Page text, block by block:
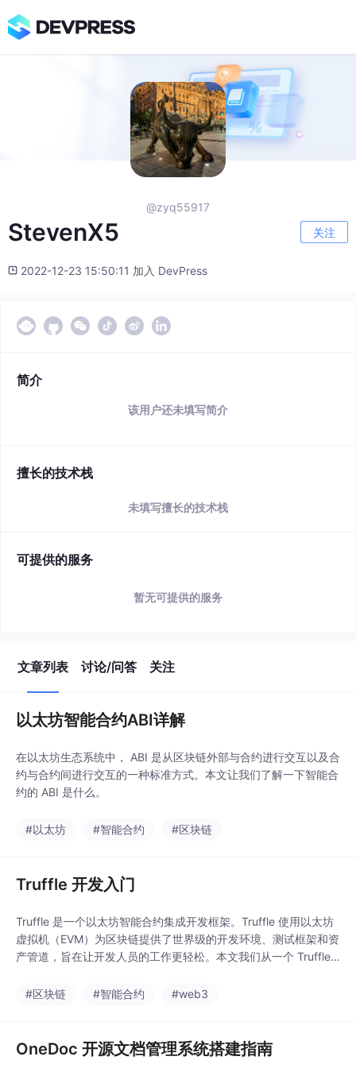
@zyq55917
StevenX5 关注
2022-12-23 15:50:11 加入 DevPress
简介
该用户还未填写简介
擅长的技术栈
未填写擅长的技术栈
可提供的服务
暂无可提供的服务
文章列表 讨论/问答 关注
以太坊智能合约ABI详解
在以太坊生态系统中， ABI 是从区块链外部与合约进行交互以及合
约与合约间进行交互的一种标准方式。本文让我们了解一下智能合
约的 ABI 是什么。
#以太坊 #智能合约 #区块链
Truffle 开发入门
Truffle 是一个以太坊智能合约集成开发框架。Truffle 使用以太坊
虚拟机（EVM）为区块链提供了世界级的开发环境、测试框架和资
产管道，旨在让开发人员的工作更轻松。本文我们从一个 Truffle
知识，包括 Truffle 项目的创建，智能合约的编译与部署，以及 Tr
#区块链 #智能合约 #web3
OneDoc 开源文档管理系统搭建指南